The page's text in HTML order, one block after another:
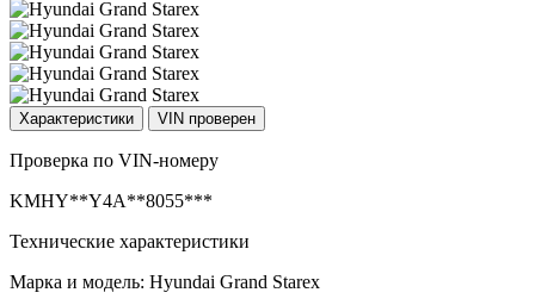
Характеристики VIN проверен
Проверка по VIN-номеру
KMHY**Y4A**8055***
Технические характеристики
Марка и модель: Hyundai Grand Starex